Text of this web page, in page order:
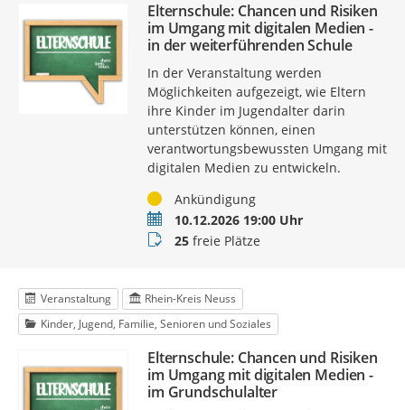
Elternschule: Chancen und Risiken
im Umgang mit digitalen Medien -
in der weiterführenden Schule
In der Veranstaltung werden
Möglichkeiten aufgezeigt, wie Eltern
ihre Kinder im Jugendalter darin
unterstützen können, einen
verantwortungsbewussten Umgang mit
digitalen Medien zu entwickeln.
StatusAnkündigung
Termin10.12.2026 19:00 Uhr
Buchungsstatus
25freie Plätze
Veranstaltung
Rhein-Kreis Neuss
Kinder, Jugend, Familie, Senioren und Soziales
Elternschule: Chancen und Risiken
im Umgang mit digitalen Medien -
im Grundschulalter